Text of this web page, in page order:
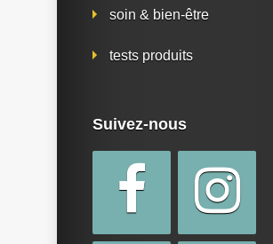
soin & bien-être
tests produits
Suivez-nous